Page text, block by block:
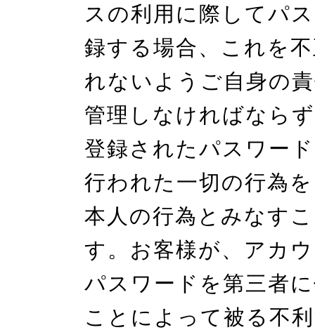
スの利用に際してパ
録する場合、これを
れないようご自身の
管理しなければなら
登録されたパスワー
行われた一切の行為
本人の行為とみなす
す。お客様が、アカ
パスワードを第三者
ことによって被る不